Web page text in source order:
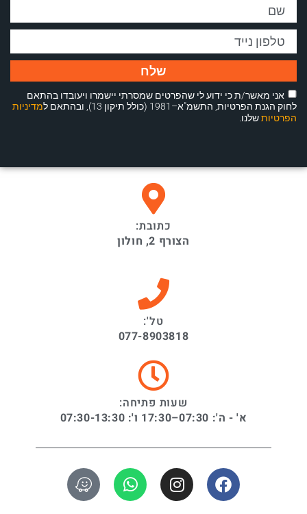
אני מאשר/ת כי ידוע לי שהפרטים שמסרתי יישמרו ויעובדו בהתאם
לחוק הגנת הפרטיות, התשמ"א–1981 (כולל תיקון 13), ובהתאם ל
מדיניות
הפרטיותשלנו.
שלח
כתובת:
הצורף 2, חולון
טל':
077-8903818
שעות פתיחה:
א' - ה': 07:30–17:30 ו': 07:30-13:30